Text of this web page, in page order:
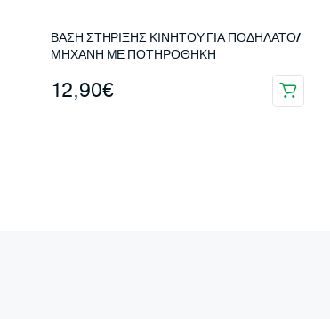
ΒΑΣΗ ΣΤΗΡΙΞΗΣ ΚΙΝΗΤΟΥ ΓΙΑ ΠΟΔΗΛΑΤΟ/
ΜΗΧΑΝΗ ΜΕ ΠΟΤΗΡΟΘΗΚΗ
12,90€